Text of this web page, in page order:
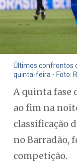
Últimos confrontos
quinta-feira - Foto:
A quinta fase
ao fim na
classificação
no Barradão,
competição.